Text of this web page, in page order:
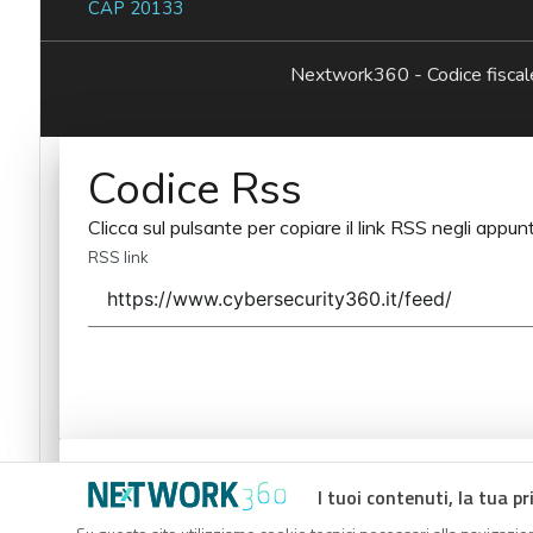
I tuoi contenuti, la tua
CAP 20133
Nextwork360 - Codice
Codice Rss
Clicca sul pulsante per copiare il link RSS negli
RSS link
Codice Rss